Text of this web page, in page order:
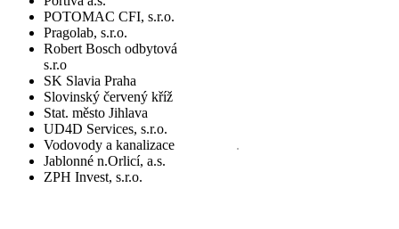
POTOMAC CFI, s.r.o.
Pragolab, s.r.o.
Robert Bosch odbytová
s.r.o
SK Slavia Praha
Slovinský červený kříž
Stat. město Jihlava
UD4D Services, s.r.o.
Vodovody a kanalizace
Jablonné n.Orlicí, a.s.
ZPH Invest, s.r.o.
.